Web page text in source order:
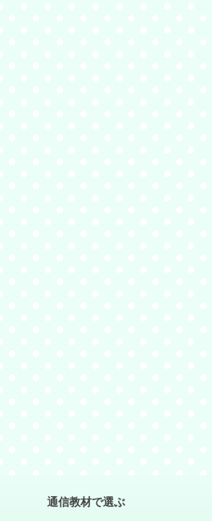
通信教材で選ぶ